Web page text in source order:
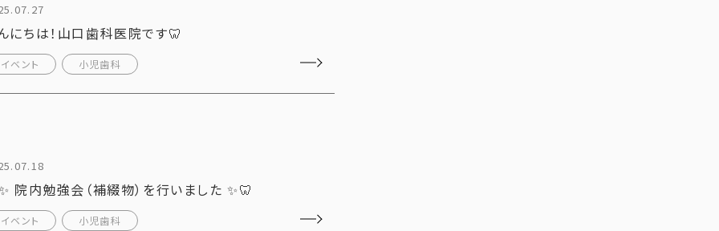
にちは！山口歯科医院です🦷
イベント 小児歯科
院内勉強会（補綴物）を行いました ✨🦷
イベント 小児歯科